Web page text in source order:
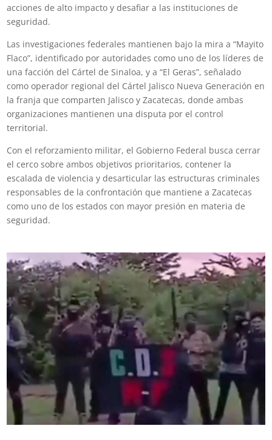
acciones de alto impacto y desafiar a las instituciones de
seguridad.
Las investigaciones federales mantienen bajo la mira a “Mayito
Flaco”, identificado por autoridades como uno de los líderes de
una facción del Cártel de Sinaloa, y a “El Geras”, señalado
como operador regional del Cártel Jalisco Nueva Generación en
la franja que comparten Jalisco y Zacatecas, donde ambas
organizaciones mantienen una disputa por el control
territorial.
Con el reforzamiento militar, el Gobierno Federal busca cerrar
el cerco sobre ambos objetivos prioritarios, contener la
escalada de violencia y desarticular las estructuras criminales
responsables de la confrontación que mantiene a Zacatecas
como uno de los estados con mayor presión en materia de
seguridad.